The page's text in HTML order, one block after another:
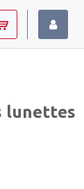
lunettes